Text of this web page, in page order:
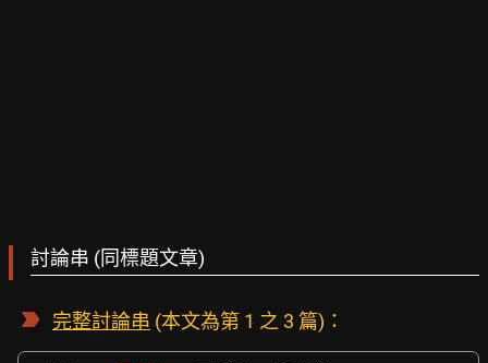
討論串 (同標題文章)
完整討論串 (本文為第 1 之 3 篇)：